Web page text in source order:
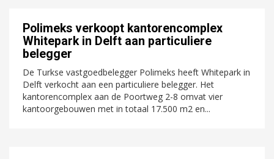
Polimeks verkoopt kantorencomplex
Whitepark in Delft aan particuliere
belegger
De Turkse vastgoedbelegger Polimeks heeft Whitepark in
Delft verkocht aan een particuliere belegger. Het
kantorencomplex aan de Poortweg 2-8 omvat vier
kantoorgebouwen met in totaal 17.500 m2 en...